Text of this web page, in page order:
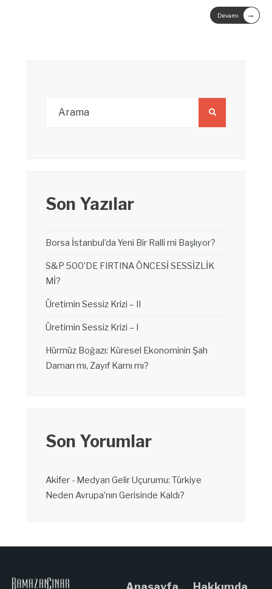
Devamı →
Son Yazılar
Borsa İstanbul’da Yeni Bir Ralli mi Başlıyor?
S&P 500’DE FIRTINA ÖNCESİ SESSİZLİK
Mİ?
Üretimin Sessiz Krizi – II
Üretimin Sessiz Krizi – I
Hürmüz Boğazı: Küresel Ekonominin Şah
Damarı mı, Zayıf Karnı mı?
Son Yorumlar
Akifer - Medyan Gelir Uçurumu: Türkiye
Neden Avrupa’nın Gerisinde Kaldı?